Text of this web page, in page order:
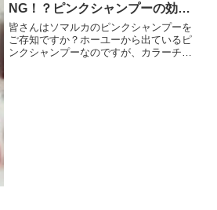
NG！？ピンクシャンプーの効果
的な頻度も。
皆さんはソマルカのピンクシャンプーを
ご存知ですか？ホーユーから出ているピ
ンクシャンプーなのですが、カラーチャ